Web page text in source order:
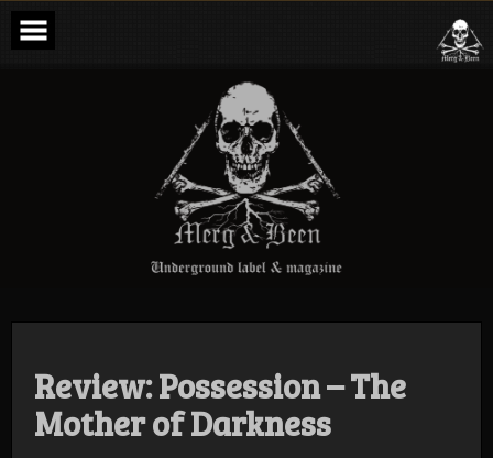
Skip
content
Merg & Been –
Underground
Label &
Magazine
Review: Possession – The
Mother of Darkness